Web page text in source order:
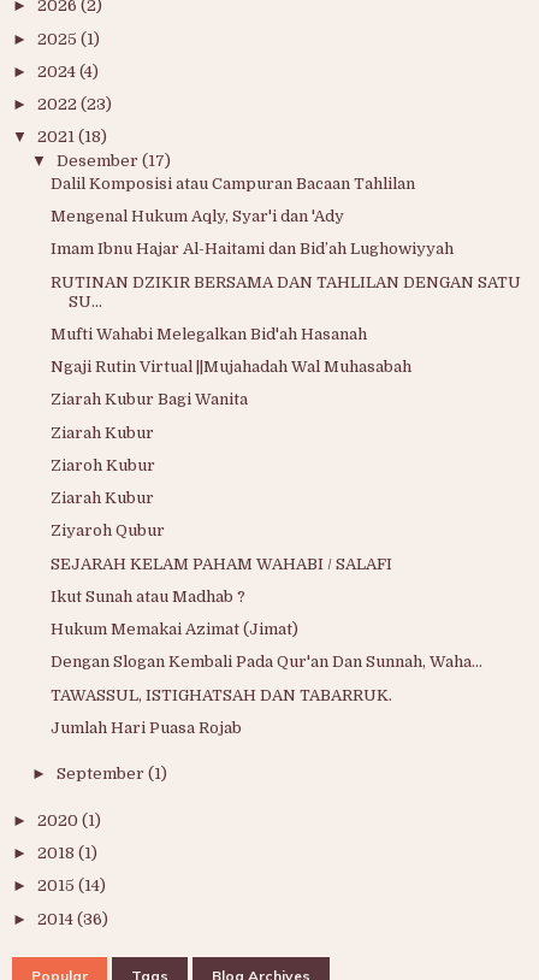
► 2026 (2)
► 2025 (1)
► 2024 (4)
► 2022 (23)
▼ 2021 (18)
▼ Desember (17)
Dalil Komposisi atau Campuran Bacaan Tahlilan
Mengenal Hukum Aqly, Syar'i dan 'Ady
Imam Ibnu Hajar Al-Haitami dan Bid’ah Lughowiyyah
RUTINAN DZIKIR BERSAMA DAN TAHLILAN DENGAN SATU
SU...
Mufti Wahabi Melegalkan Bid'ah Hasanah
Ngaji Rutin Virtual ||Mujahadah Wal Muhasabah
Ziarah Kubur Bagi Wanita
Ziarah Kubur
Ziaroh Kubur
Ziarah Kubur
Ziyaroh Qubur
SEJARAH KELAM PAHAM WAHABI / SALAFI
Ikut Sunah atau Madhab ?
Hukum Memakai Azimat (Jimat)
Dengan Slogan Kembali Pada Qur'an Dan Sunnah, Waha...
TAWASSUL, ISTIGHATSAH DAN TABARRUK.
Jumlah Hari Puasa Rojab
► September (1)
► 2020 (1)
► 2018 (1)
► 2015 (14)
► 2014 (36)
Popular Tags Blog Archives